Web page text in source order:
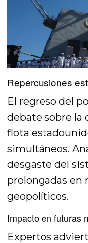
Repercusiones
El regreso del
debate sobre la
flota
simultáneos.
desgaste del
prolongadas
geopolíticos.
Impacto en futuras
Expertos